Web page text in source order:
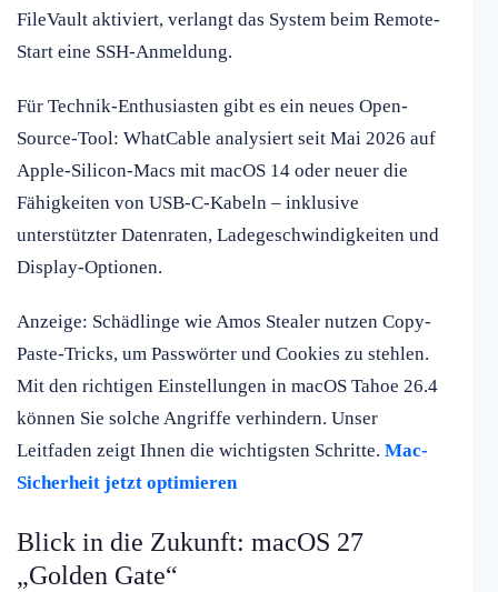
FileVault aktiviert, verlangt das System beim Remote-
Start eine SSH-Anmeldung.
Für Technik-Enthusiasten gibt es ein neues Open-
Source-Tool: WhatCable analysiert seit Mai 2026 auf
Apple-Silicon-Macs mit macOS 14 oder neuer die
Fähigkeiten von USB-C-Kabeln – inklusive
unterstützter Datenraten, Ladegeschwindigkeiten und
Display-Optionen.
Anzeige: Schädlinge wie Amos Stealer nutzen Copy-
Paste-Tricks, um Passwörter und Cookies zu stehlen.
Mit den richtigen Einstellungen in macOS Tahoe 26.4
können Sie solche Angriffe verhindern. Unser
Leitfaden zeigt Ihnen die wichtigsten Schritte. Mac-
Sicherheit jetzt optimieren
Blick in die Zukunft: macOS 27
„Golden Gate“